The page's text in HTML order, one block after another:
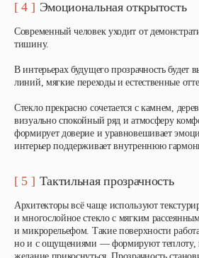
[ 4 ] Эмоциональная открытость
Современный человек уходит от
тишину.
В интерьерах будущего прозрачность будет
линий, мягкие переходы и естественные
Стекло прекрасно сочетается с камнем,
визуально спокойный ряд и атмосферу
формирует доверие и уравновешивает
интерьер поддерживает внутреннюю
[ 5 ] Тактильная прозрачность
Архитекторы всё чаще используют
и многослойное стекло с мягким
и микрорельефом. Такие поверхности
но и с ощущениями — формируют теплоту,